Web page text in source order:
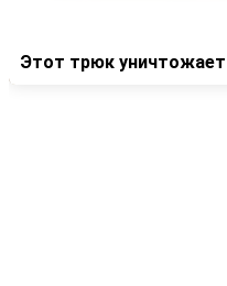
Этот трюк уничтожает